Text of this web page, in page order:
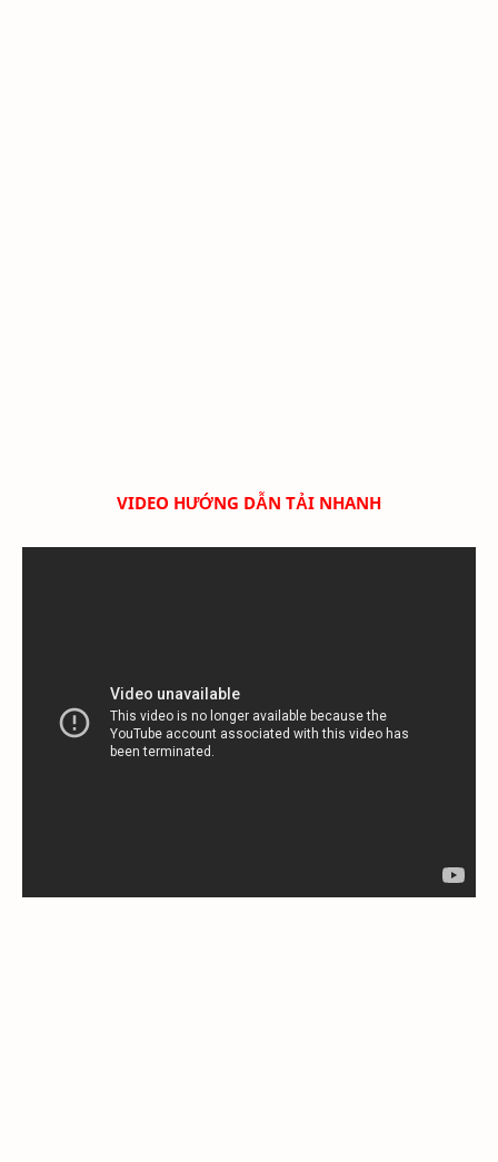
VIDEO HƯỚNG DẪN TẢI NHANH